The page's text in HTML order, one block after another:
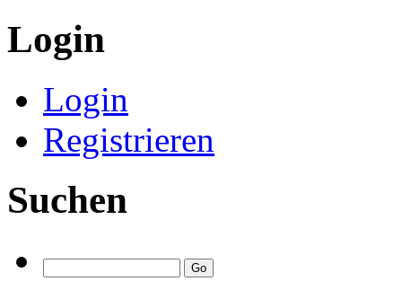
Login
Login
Registrieren
Suchen